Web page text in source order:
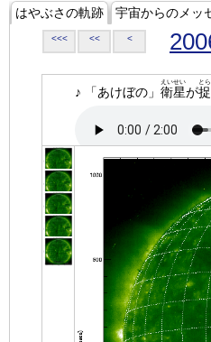
はやぶさの軌跡 宇宙からのメッ
<<< << <
♪ 「あけぼの」 衛星
えいせい
が捉
とら